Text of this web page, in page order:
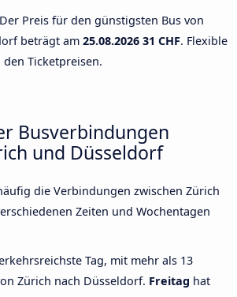
Preis für den günstigsten Bus von
beträgt am 25.08.2026 31 CHF. Flexible
den Ticketpreisen.
Busverbindungen
und Düsseldorf
die Verbindungen zwischen Zürich
Zeiten und Wochentagen
Tag, mit mehr als 13
Zürich nach Düsseldorf. Freitag hat